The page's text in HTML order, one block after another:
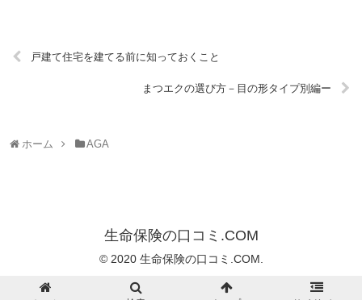
戸建て住宅を建てる前に知っておくこと
まつエクの選び方－目の形タイプ別編ー
ホーム AGA
生命保険の口コミ.COM
© 2020 生命保険の口コミ.COM.